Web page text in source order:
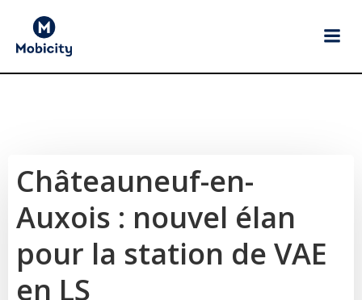
Châteauneuf-en-
Auxois : nouvel élan
pour la station de VAE
en LS